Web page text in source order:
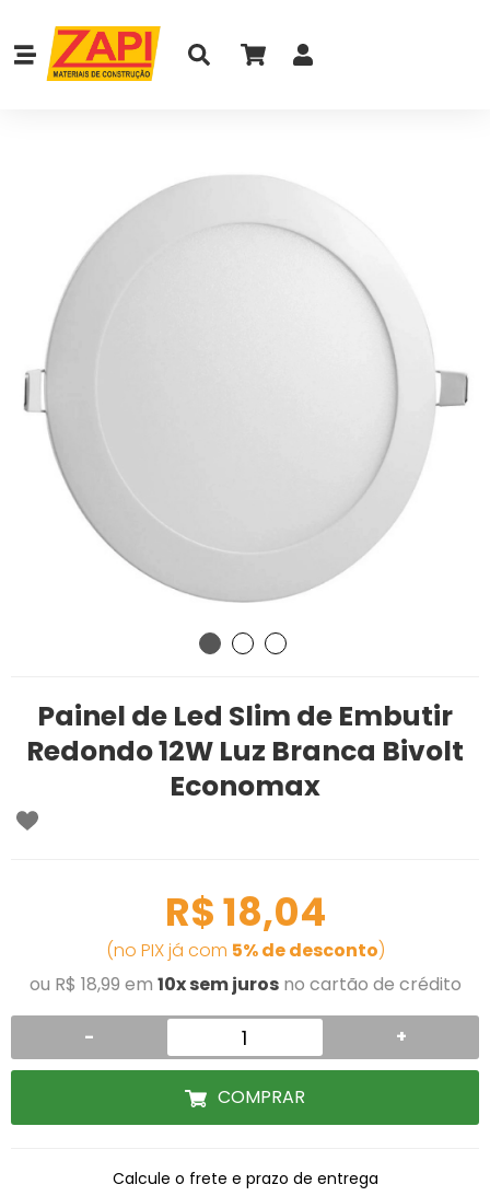
Painel de Led Slim de Embutir
Redondo 12W Luz Branca Bivolt
Economax
R$ 18,04
(no PIX já com 5% de desconto)
ou R$ 18,99 em 10x sem jurosno cartão de crédito
- +
COMPRAR
Calcule o frete e prazo de entrega